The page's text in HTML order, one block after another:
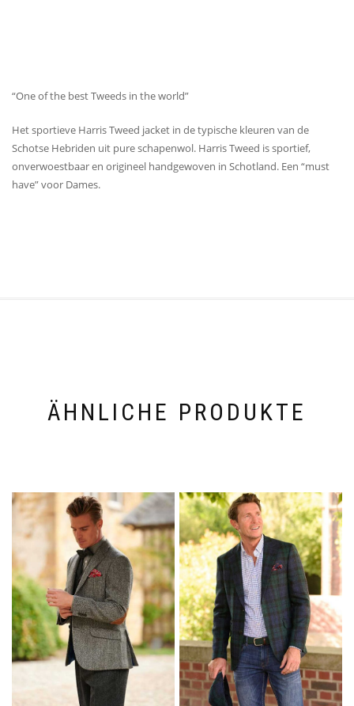
“One of the best Tweeds in the world”
Het sportieve Harris Tweed jacket in de typische kleuren van de
Schotse Hebriden uit pure schapenwol. Harris Tweed is sportief,
onverwoestbaar en origineel handgewoven in Schotland. Een “must
have” voor Dames.
ÄHNLICHE PRODUKTE